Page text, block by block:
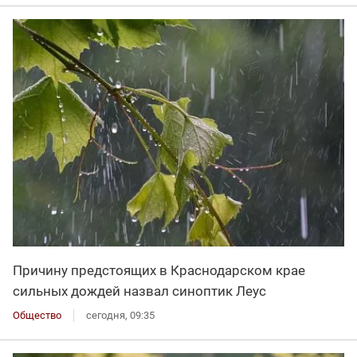
Причину предстоящих в Краснодарском крае
сильных дождей назвал синоптик Леус
Общество сегодня, 09:35